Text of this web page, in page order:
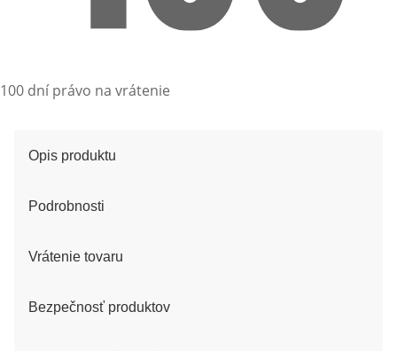
100 dní právo na vrátenie
Opis produktu
Podrobnosti
Vrátenie tovaru
Bezpečnosť produktov